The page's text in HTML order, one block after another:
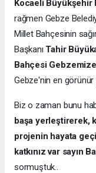
Kocaeli Büyükşehir
rağmen Gebze
Millet Bahçesinin
Başkanı Tahir
Bahçesi Gebzemize
Gebze'nin en görünür
Biz o zaman bunu
başa yerleştirerek,
projenin hayata
katkınız var sayın
sormuştuk..